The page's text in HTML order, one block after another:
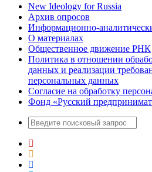
New Ideology for Russia
Архив опросов
Информационно-
О материалах
Общественное движение РНК
Политика в отношении
данных и реализации
персональных данных
Согласие на обработку
Фонд «Русский